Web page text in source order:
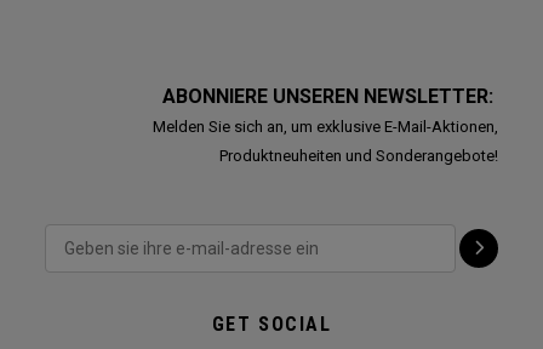
ABONNIERE UNSEREN NEWSLETTER:
Melden Sie sich an, um exklusive E-Mail-Aktionen,
Produktneuheiten und Sonderangebote!
GET SOCIAL